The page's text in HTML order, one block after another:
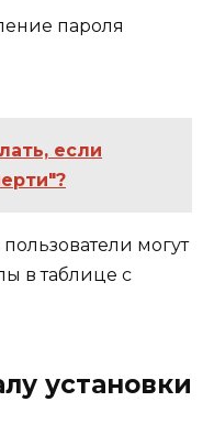
пароля
если
могут
в таблице с
установки